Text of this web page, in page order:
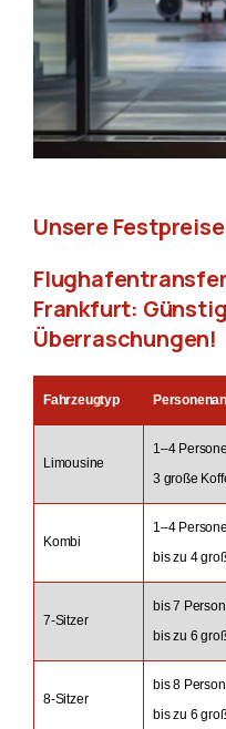
Unsere
Frankfurt:
Überraschungen!
Fahrzeugtyp
Limousine
1–4
3 große
Kombi
1–4
bis zu 4
7-Sitzer
bis 7
bis zu 6
8-Sitzer
bis 8
bis zu 6